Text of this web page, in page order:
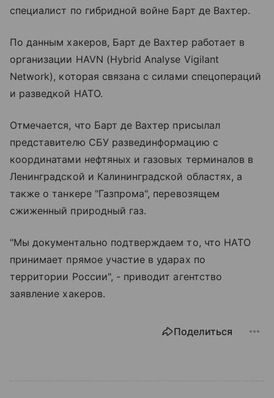
специалист по гибридной войне Барт де Вахтер.
По данным хакеров, Барт де Вахтер работает в
организации HAVN (Hybrid Analyse Vigilant
Network), которая связана с силами спецопераций
и разведкой НАТО.
Отмечается, что Барт де Вахтер присылал
представителю СБУ развединформацию с
координатами нефтяных и газовых терминалов в
Ленинградской и Калининградской областях, а
также о танкере "Газпрома", перевозящем
сжиженный природный газ.
"Мы документально подтверждаем то, что НАТО
принимает прямое участие в ударах по
территории России", - приводит агентство
заявление хакеров.
Поделиться